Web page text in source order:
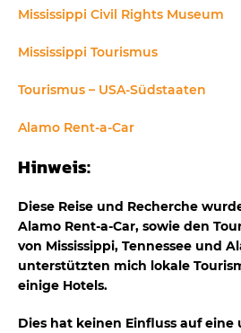
Mississippi Civil Rights Museum
Mississippi Tourismus
Tourismus – USA-Südstaaten
Alamo Rent-a-Car
Hinweis:
Diese Reise und Recherche
Alamo Rent-a-Car, sowie den
von Mississippi, Tennessee und
unterstützten mich lokale
einige Hotels.
Dies hat keinen Einfluss auf